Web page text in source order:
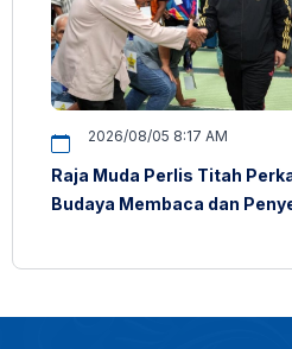
2026/08/05 8:17 AM
Raja Muda Perlis Titah
Budaya Membaca dan